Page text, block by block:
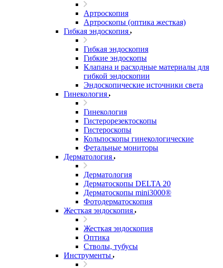
Артроскопия
Артроскопы (оптика жесткая)
Гибкая эндоскопия
Гибкая эндоскопия
Гибкие эндоскопы
Клапана и расходные материалы для
гибкой эндоскопии
Эндоскопические источники света
Гинекология
Гинекология
Гистерорезектоскопы
Гистероскопы
Кольпоскопы гинекологические
Фетальные мониторы
Дерматология
Дерматология
Дерматоскопы DELTA 20
Дерматоскопы mini3000®
Фотодерматоскопия
Жесткая эндоскопия
Жесткая эндоскопия
Оптика
Стволы, тубусы
Инструменты